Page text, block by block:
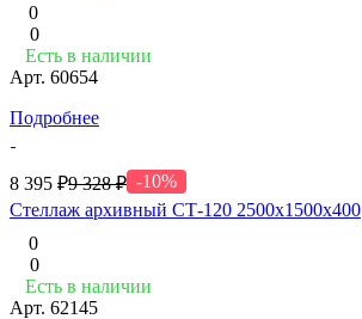
0
0
Есть в наличии
Арт. 60654
Подробнее
8 395 ₽9 328 ₽ -10%
Стеллаж архивный СТ-120 2500х1500х400
0
0
Есть в наличии
Арт. 62145